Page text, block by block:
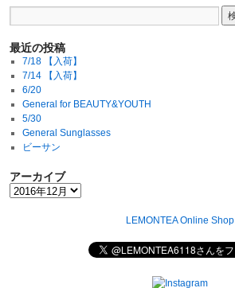
最近の投稿
7/18 【入荷】
7/14 【入荷】
6/20
General for BEAUTY&YOUTH
5/30
General Sunglasses
ビーサン
アーカイブ
LEMONTEA Online Shop